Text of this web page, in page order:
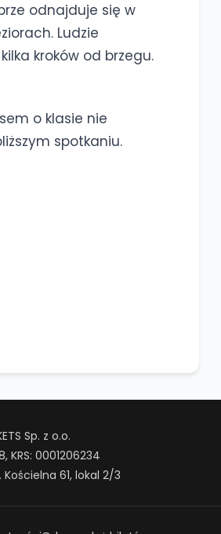
odnajduje się w
Ludzie
kroków od brzegu.
o klasie nie
spotkaniu.
Sp. z o.o.
KRS: 0001206234
Kościelna 61, lokal 2/3